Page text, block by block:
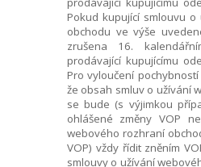
Pokud kupující smlouvu
obchodu ve výše
zrušena 16.
prodávající kupujícímu
Pro vyloučení
že obsah smluv o užívání
se bude (s výjimkou
ohlášené změny VOP
webového rozhraní
VOP) vždy řídit zněním
smlouvy o užívání